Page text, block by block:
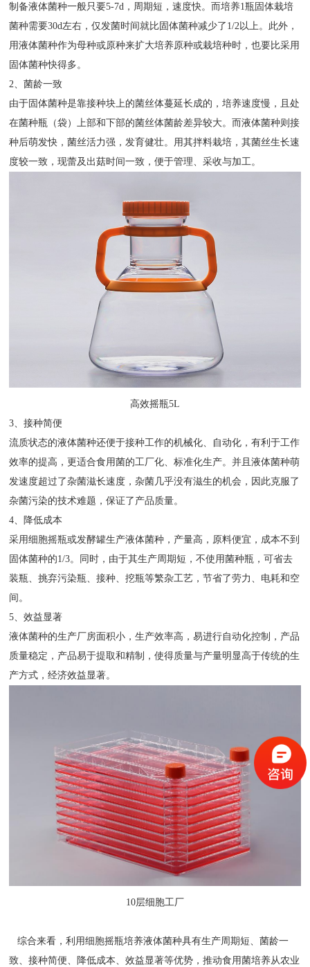
制备液体菌种一般只要5-7d，周期短，速度快。而培养1瓶固体栽培
菌种需要30d左右，仅发菌时间就比固体菌种减少了1/2以上。此外，
用液体菌种作为母种或原种来扩大培养原种或栽培种时，也要比采用
固体菌种快得多。
2、菌龄一致
由于固体菌种是靠接种块上的菌丝体蔓延长成的，培养速度慢，且处
在菌种瓶（袋）上部和下部的菌丝体菌龄差异较大。而液体菌种则接
种后萌发快，菌丝活力强，发育健壮。用其拌料栽培，其菌丝生长速
度较一致，现蕾及出菇时间一致，便于管理、采收与加工。
高效摇瓶5L
3、接种简便
流质状态的液体菌种还便于接种工作的机械化、自动化，有利于工作
效率的提高，更适合食用菌的工厂化、标准化生产。并且液体菌种萌
发速度超过了杂菌滋长速度，杂菌几乎没有滋生的机会，因此克服了
杂菌污染的技术难题，保证了产品质量。
4、降低成本
采用细胞摇瓶或发酵罐生产液体菌种，产量高，原料便宜，成本不到
固体菌种的1/3。同时，由于其生产周期短，不使用菌种瓶，可省去
装瓶、挑弃污染瓶、接种、挖瓶等繁杂工艺，节省了劳力、电耗和空
间。
5、效益显著
液体菌种的生产厂房面积小，生产效率高，易进行自动化控制，产品
质量稳定，产品易于提取和精制，使得质量与产量明显高于传统的生
产方式，经济效益显著。
10层细胞工厂
综合来看，利用细胞摇瓶培养液体菌种具有生产周期短、菌龄一
致、接种简便、降低成本、效益显著等优势，推动食用菌培养从农业